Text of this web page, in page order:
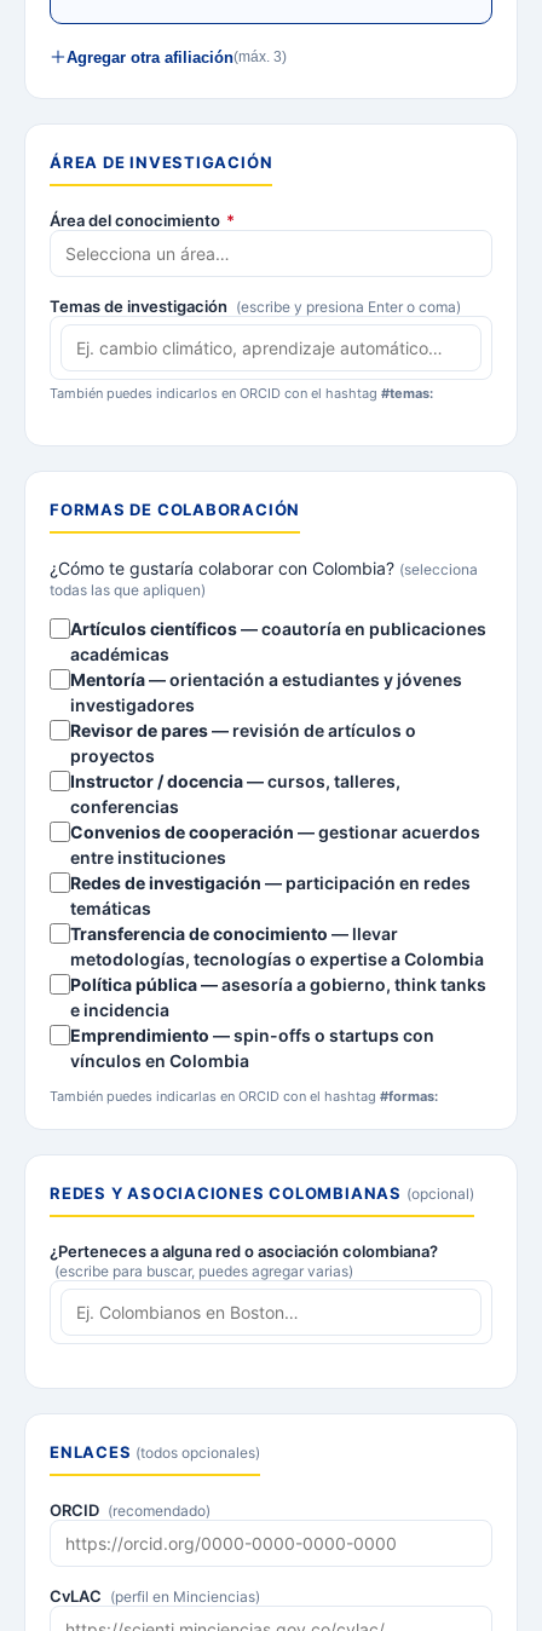
Agregar otra afiliación(máx. 3)
ÁREA DE INVESTIGACIÓN
Área del conocimiento *
Temas de investigación (escribe y presiona Enter o coma)
También puedes indicarlos en ORCID con el hashtag #temas:
FORMAS DE COLABORACIÓN
¿Cómo te gustaría colaborar con Colombia? (selecciona
todas las que apliquen)
Artículos científicos— coautoría en publicaciones
académicas
Mentoría— orientación a estudiantes y jóvenes
investigadores
Revisor de pares— revisión de artículos o
proyectos
Instructor / docencia— cursos, talleres,
conferencias
Convenios de cooperación — gestionar acuerdos
entre instituciones
Redes de investigación — participación en redes
temáticas
Transferencia de conocimiento — llevar
metodologías, tecnologías o expertise a Colombia
Política pública— asesoría a gobierno, think tanks
e incidencia
Emprendimiento — spin-offs o startups con
vínculos en Colombia
También puedes indicarlas en ORCID con el hashtag #formas:
REDES Y ASOCIACIONES COLOMBIANAS (opcional)
¿Perteneces a alguna red o asociación colombiana?
(escribe para buscar, puedes agregar varias)
ENLACES (todos opcionales)
ORCID (recomendado)
CvLAC (perfil en Minciencias)